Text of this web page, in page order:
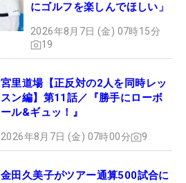
にゴルフを楽しんでほしい」
2026年8月7日 (金) 07時15分
19
宮里道場【正反対の2人を同時レッ
スン編】第11話／『勝手にローボ
ール&ギュッ！』
2026年8月7日 (金) 07時00分 9
金田久美子がツアー通算500試合に